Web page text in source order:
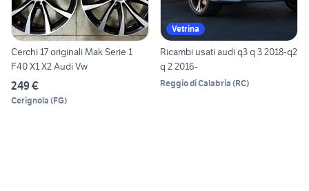
Cerchi 17 originali Mak Serie 1
F40 X1 X2 Audi Vw
249 €
Cerignola (FG)
Vetrina
Ricambi usati audi q3 q 3 2018-q2
q 2 2016-
Reggio di Calabria (RC)